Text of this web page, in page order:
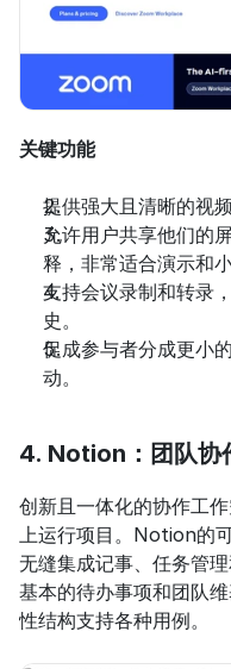
关键功能
提供强大且清晰的视
允许用户共享他们的
释，非常适合演示和小
支持会议录制和转录
史。
促成参与者分成更小
动。
4. Notion：团队协
创新且一体化的协作工
上运行项目。Notion的
无缝集成记事、任务管
基本的待办事项和团队
性结构支持各种用例。